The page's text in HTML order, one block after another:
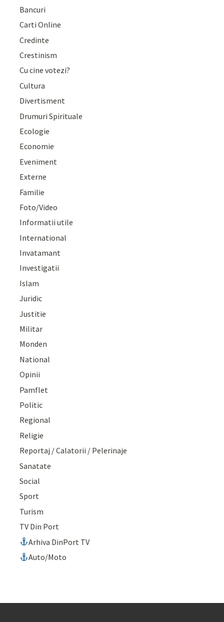
Bancuri
Carti Online
Credinte
Crestinism
Cu cine votezi?
Cultura
Divertisment
Drumuri Spirituale
Ecologie
Economie
Eveniment
Externe
Familie
Foto/Video
Informatii utile
International
Invatamant
Investigatii
Islam
Juridic
Justitie
Militar
Monden
National
Opinii
Pamflet
Politic
Regional
Religie
Reportaj / Calatorii / Pelerinaje
Sanatate
Social
Sport
Turism
TV Din Port
Arhiva DinPort TV
Auto/Moto